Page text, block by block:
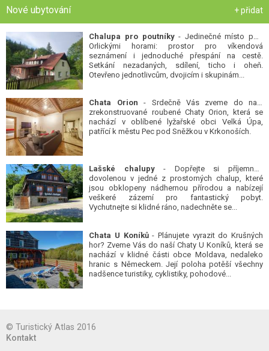
Nové ubytování + přidat
Chalupa pro poutníky- Jedinečné místo pod
Orlickými horami: prostor pro víkendová
seznámení i jednoduché přespání na cestě.
Setkání nezadaných, sdílení, ticho i oheň.
Otevřeno jednotlivcům, dvojicím i skupinám...
Chata Orion - Srdečně Vás zveme do naší
zrekonstruované roubené Chaty Orion, která se
nachází v oblíbené lyžařské obci Velká Úpa,
patřící k městu Pec pod Sněžkou v Krkonoších.
Lašské chalupy- Dopřejte si příjemnou
dovolenou v jedné z prostorných chalup, které
jsou obklopeny nádhernou přírodou a nabízejí
veškeré zázemí pro fantastický pobyt.
Vychutnejte si klidné ráno, nadechněte se...
Chata U Koníků- Plánujete vyrazit do Krušných
hor? Zveme Vás do naší Chaty U Koníků, která se
nachází v klidné části obce Moldava, nedaleko
hranic s Německem. Její poloha potěší všechny
nadšence turistiky, cyklistiky, pohodové...
© Turistický Atlas 2016
Kontakt